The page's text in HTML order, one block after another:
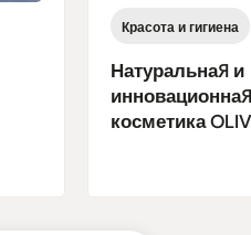
Красота и гигиена
Натуральная и
инновационная
косметика